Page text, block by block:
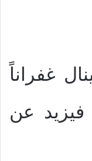
غفراناً
فيزيد عن